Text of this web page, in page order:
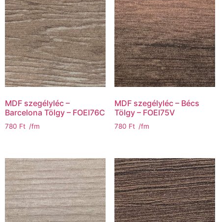
MDF szegélyléc –
Barcelona Tölgy – FOEI76C
780 Ft /fm
MDF szegélyléc – Bécs
Tölgy – FOEI75V
780 Ft /fm